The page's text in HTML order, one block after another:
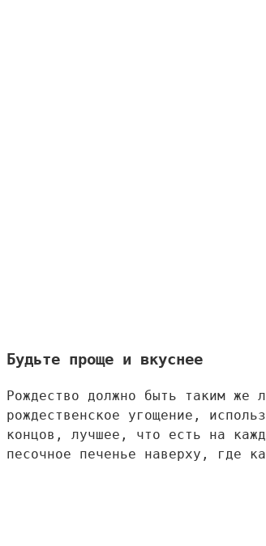
Будьте проще и вкуснее
Рождество должно быть таким же
рождественское угощение,
концов, лучшее, что есть на
песочное печенье наверху, где